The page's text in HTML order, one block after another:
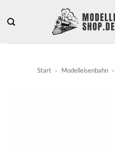
Inhalt
Start » Modelleisenbahn »